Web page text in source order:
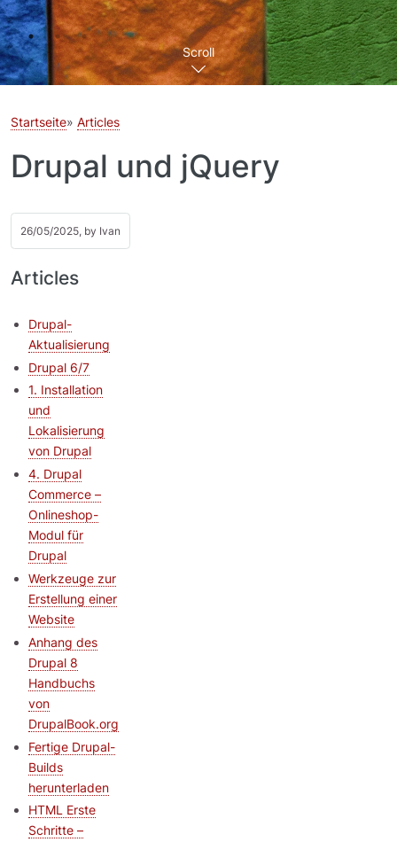
Scroll
Startseite Articles
Drupal und jQuery
26/05/2025, by Ivan
Articles
Drupal-
Aktualisierung
Drupal 6/7
1. Installation
und
Lokalisierung
von Drupal
4. Drupal
Commerce –
Onlineshop-
Modul für
Drupal
Werkzeuge zur
Erstellung einer
Website
Anhang des
Drupal 8
Handbuchs
von
DrupalBook.org
Fertige Drupal-
Builds
herunterladen
HTML Erste
Schritte –